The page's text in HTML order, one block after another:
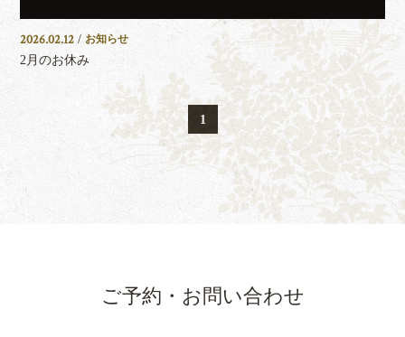
2026.02.12 / お知らせ
2月のお休み
1
ご予約・お問い合わせ